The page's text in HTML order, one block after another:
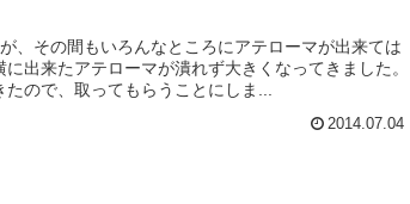
、その間もいろんなところにアテローマが出来ては
出来たアテローマが潰れず大きくなってきました。
ので、取ってもらうことにしま...
2014.07.04